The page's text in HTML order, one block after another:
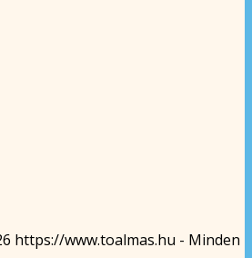
https://www.toalmas.hu - Minden